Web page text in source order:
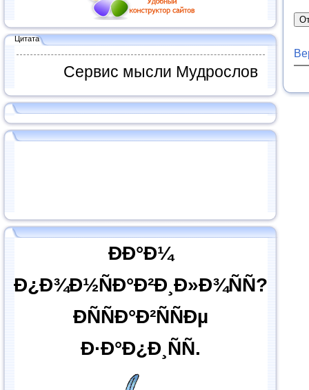
Цитата
Сервис мысли Мудрослов
ÐÐ°Ð¼
Ð¿Ð¾Ð½ÑÐ°Ð²Ð¸Ð»Ð¾ÑÑ?
ÐÑÑÐ°Ð²ÑÑÐµ
Ð·Ð°Ð¿Ð¸ÑÑ.